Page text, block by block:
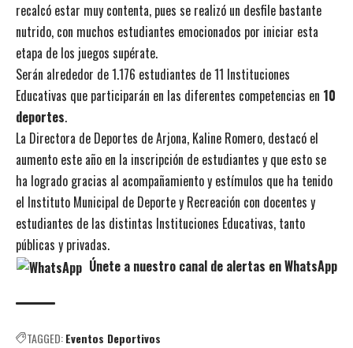
recalcó estar muy contenta, pues se realizó un desfile bastante
nutrido, con muchos estudiantes emocionados por iniciar esta
etapa de los juegos supérate.
Serán alrededor de 1.176 estudiantes de 11 Instituciones
Educativas que participarán en las diferentes competencias en 10
deportes.
La Directora de Deportes de Arjona, Kaline Romero, destacó el
aumento este año en la inscripción de estudiantes y que esto se
ha logrado gracias al acompañamiento y estímulos que ha tenido
el Instituto Municipal de Deporte y Recreación con docentes y
estudiantes de las distintas Instituciones Educativas, tanto
públicas y privadas.
Únete a nuestro canal de alertas en WhatsApp
TAGGED:Eventos Deportivos